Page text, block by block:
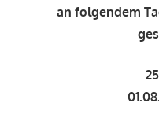
an folgendem